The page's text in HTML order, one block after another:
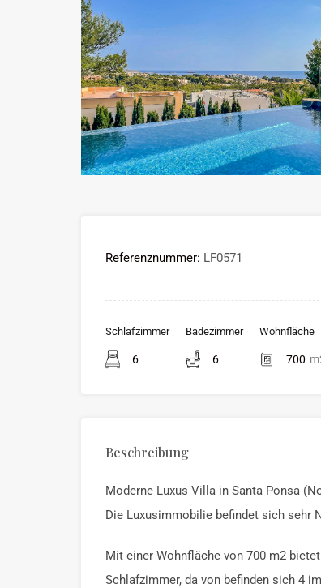
Referenznummer: LF0571
Schlafzimmer
6
Badezimmer
6
Wohnfläche
700
Beschreibung
Moderne Luxus Villa in Santa Ponsa
Die Luxusimmobilie befindet sich sehr
Mit einer Wohnfläche von 700 m2
Schlafzimmer, da von befinden sich 4